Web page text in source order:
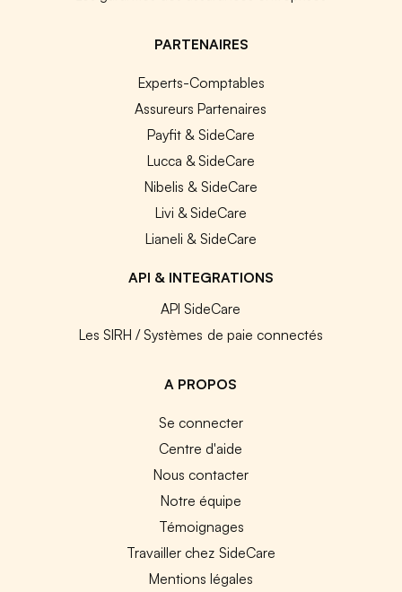
PARTENAIRES
Experts-Comptables
Assureurs Partenaires
Payfit & SideCare
Lucca & SideCare
Nibelis & SideCare
Livi & SideCare
Lianeli & SideCare
API & INTEGRATIONS
API SideCare
Les SIRH / Systèmes de paie connectés
A PROPOS
Se connecter
Centre d'aide
Nous contacter
Notre équipe
Témoignages
Travailler chez SideCare
Mentions légales